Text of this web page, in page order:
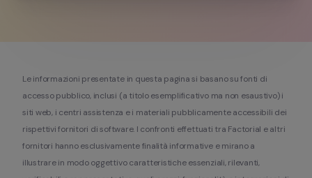
Le informazioni presentate in questa pagina si basano su fonti di
accesso pubblico, inclusi (a titolo esemplificativo ma non esaustivo) i
siti web, i centri assistenza e i materiali pubblicamente accessibili dei
rispettivi fornitori di software. I confronti effettuati tra Factorial e altri
fornitori hanno esclusivamente finalità informative e mirano a
illustrare in modo oggettivo caratteristiche essenziali, rilevanti,